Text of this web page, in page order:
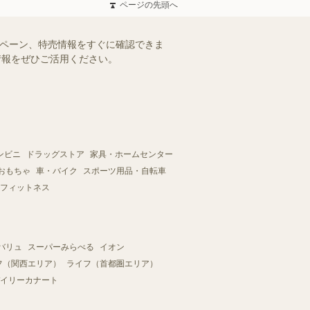
ページの先頭へ
ーン、特売情報をすぐに確認できま
をぜひご活用ください。
ビニ ドラッグストア
家具・ホームセンター
もちゃ
車・バイク
スポーツ用品・自転車
ィットネス
リュ スーパーみらべる
イオン
関西エリア）
ライフ（首都圏エリア）
リーカナート